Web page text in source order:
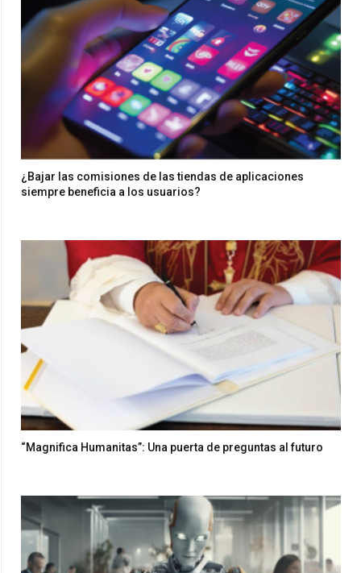
¿Bajar las comisiones de las tiendas de aplicaciones
siempre beneficia a los usuarios?
“Magnifica Humanitas”: Una puerta de preguntas al futuro